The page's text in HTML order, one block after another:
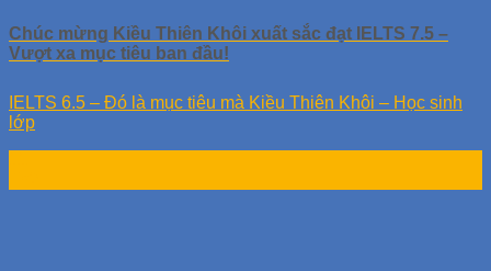
Chúc mừng Kiều Thiên Khôi xuất sắc đạt IELTS 7.5 –
Vượt xa mục tiêu ban đầu!
IELTS 6.5 – Đó là mục tiêu mà Kiều Thiên Khôi – Học sinh
lớp